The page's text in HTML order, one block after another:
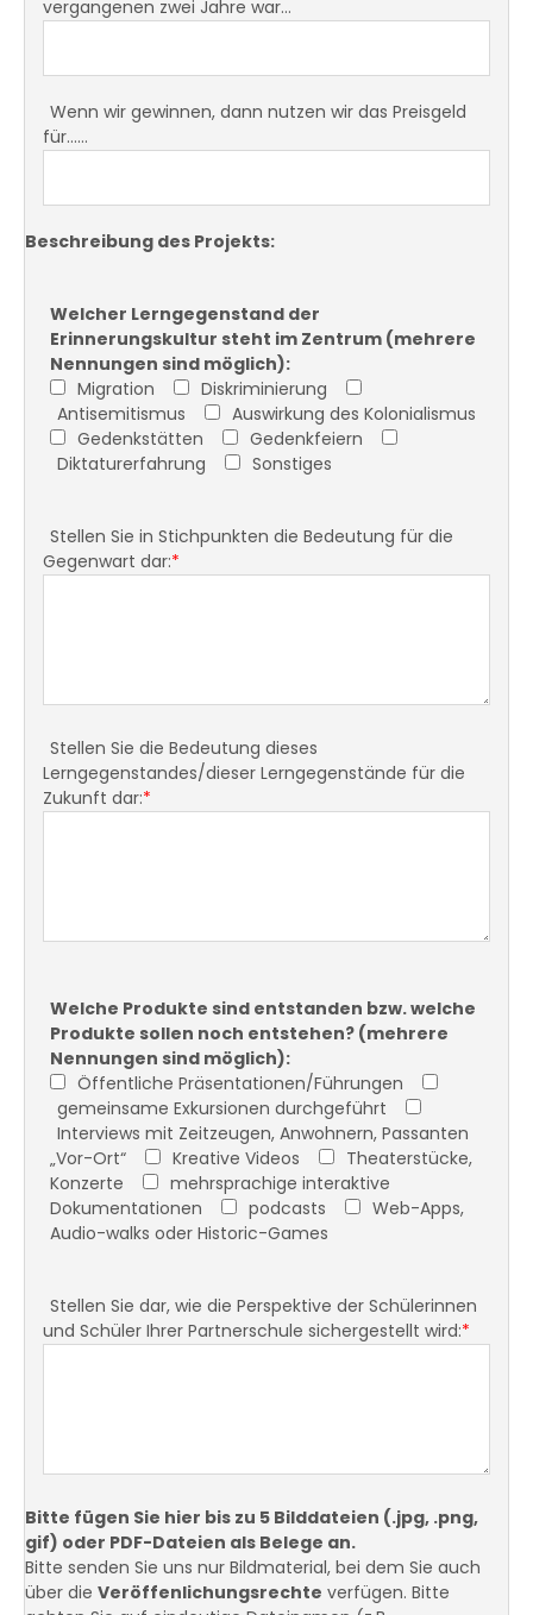
vergangenen zwei Jahre war…
Wenn wir gewinnen, dann nutzen wir das Preisgeld
für……
Beschreibung des Projekts:
Welcher Lerngegenstand der
Erinnerungskultur steht im Zentrum (mehrere
Nennungen sind möglich):
Migration
Diskriminierung
Antisemitismus
Auswirkung des Kolonialismus
Gedenkstätten
Gedenkfeiern
Diktaturerfahrung
Sonstiges
Stellen Sie in Stichpunkten die Bedeutung für die
Gegenwart dar:*
Stellen Sie die Bedeutung dieses
Lerngegenstandes/dieser Lerngegenstände für die
Zukunft dar:*
Welche Produkte sind entstanden bzw. welche
Produkte sollen noch entstehen? (mehrere
Nennungen sind möglich):
Öffentliche Präsentationen/Führungen
gemeinsame Exkursionen durchgeführt
Interviews mit Zeitzeugen, Anwohnern, Passanten
„Vor-Ort“
Kreative Videos
Theaterstücke,
Konzerte
mehrsprachige interaktive
Dokumentationen
podcasts
Web-Apps,
Audio-walks oder Historic-Games
Stellen Sie dar, wie die Perspektive der Schülerinnen
und Schüler Ihrer Partnerschule sichergestellt wird:*
Bitte fügen Sie hier bis zu 5 Bilddateien (.jpg, .png,
gif) oder PDF-Dateien als Belege an.
Bitte senden Sie uns nur Bildmaterial, bei dem Sie auch
über die Veröffenlichungsrechte verfügen. Bitte